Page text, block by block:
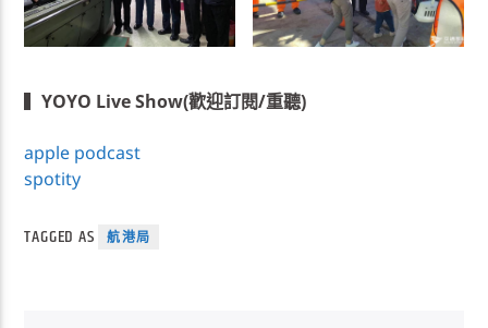
▍YOYO Live Show(歡迎訂閱/重聽)
apple podcast
spotity
TAGGED AS 航港局